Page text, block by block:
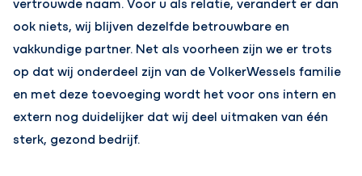
ook niets, wij blijven dezelfde betrouwbare en
vakkundige partner. Net als voorheen zijn we er trots
op dat wij onderdeel zijn van de VolkerWessels familie
en met deze toevoeging wordt het voor ons intern en
extern nog duidelijker dat wij deel uitmaken van één
sterk, gezond bedrijf.